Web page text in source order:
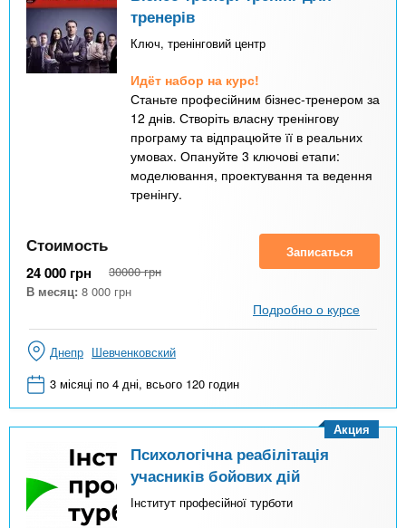
тренерів
Ключ, тренінговий центр
Идёт набор на курс!
Станьте професійним бізнес-тренером за
12 днів. Створіть власну тренінгову
програму та відпрацюйте її в реальних
умовах. Опануйте 3 ключові етапи:
моделювання, проектування та ведення
тренінгу.
Стоимость
24 000 грн 30000 грн
В месяц: 8 000 грн
Записаться
Подробно о курсе
Днепр Шевченковский
3 місяці по 4 дні, всього 120 годин
Психологічна реабілітація
учасників бойових дій
Інститут професійної турботи
Акция